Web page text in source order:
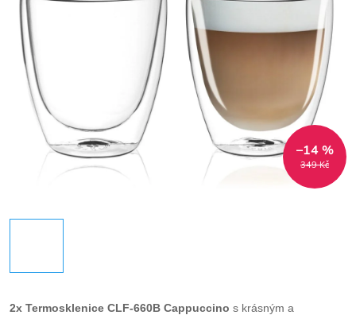
349 Kč
–14 %
2x Termosklenice CLF-660B Cappuccino s krásným a